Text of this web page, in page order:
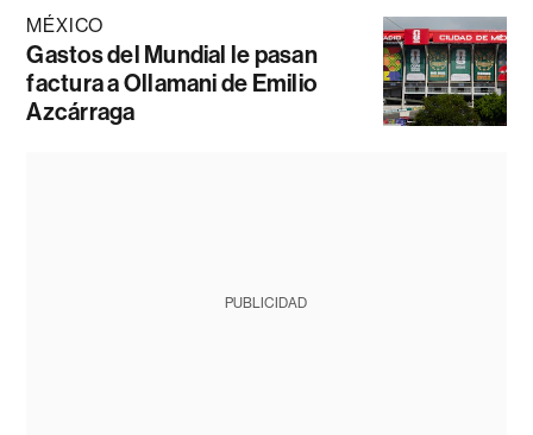
MÉXICO
Gastos del Mundial le pasan
factura a Ollamani de Emilio
Azcárraga
PUBLICIDAD